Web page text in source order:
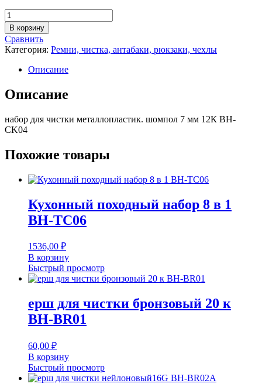
Количество
товара
набор
для
чистки
металлопластик.
шомпол
7
мм
BH-
CK04
В корзину
Сравнить
Категория: Ремни, чистка, антабаки, рюкзаки, чехлы
Описание
Описание
набор для чистки металлопластик. шомпол 7 мм 12К BH-
CK04
Похожие товары
Кухонный походный набор 8 в 1
BH-TC06
1536,00 ₽
В корзину
Быстрый просмотр
ерш для чистки бронзовый 20 к
BH-BR01
60,00 ₽
В корзину
Быстрый просмотр